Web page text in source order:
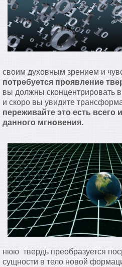
своим духовным зрением и
потребуется проявление
вы должны сконцентрировать
и скоро вы увидите
переживайте это есть
данного мгновения.
нюю твердь преобразуется
сущности в тело новой